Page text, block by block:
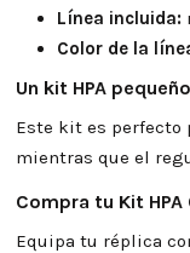
Línea incluida:
Color de la
Un kit HPA
Este kit es perfecto
mientras que el
Compra tu Kit
Equipa tu réplica